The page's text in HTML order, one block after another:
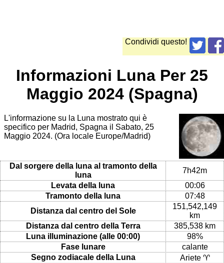
Condividi questo!
Informazioni Luna Per 25
Maggio 2024 (Spagna)
L'informazione su la Luna mostrato qui è
specifico per Madrid, Spagna il Sabato, 25
Maggio 2024. (Ora locale Europe/Madrid)
Dal sorgere della luna al tramonto della
luna
7h42m
Levata della luna
00:06
Tramonto della luna
07:48
Distanza dal centro del Sole
151,542,149
km
Distanza dal centro della Terra
385,538 km
Luna illuminazione (alle 00:00)
98%
Fase lunare
calante
Segno zodiacale della Luna
Ariete ♈